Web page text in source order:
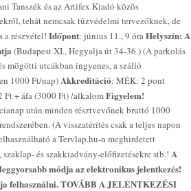
Tanszék és az Artifex Kiadó közös
tehát nemcsak tűzvédelmi tervezőknek, de
a részvétel! Időpont: június 11., 9 óraHelyszín: A
(Budapest XI., Hegyalja út 34-36.) (A parkolás
mögötti utcákban ingyenes, a szálló
1000 Ft/nap)Akkreditáció: MÉK: 2 pont
Ft + áfa (3000 Ft) /alkalomFigyelem!
után minden résztvevőnek bruttó 1000
(A visszatérítés csak a teljes napon
a Tervlap.hu-n meghirdetett
és szakkiadvány-előfizetésekre stb.! A
módja az elektronikus jelentkezés!
felhasználni.TOVÁBB A JELENTKEZÉSI